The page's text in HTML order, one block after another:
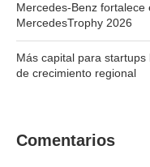
Mercedes-Benz
MercedesTrophy 2026
Más capital para
de crecimiento regional
Comentarios